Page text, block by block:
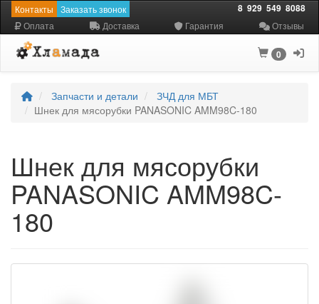
Контакты Заказать звонок 8 929 549 8088
Оплата Доставка Гарантия Отзывы
0
Запчасти и детали
ЗЧД для МБТ
Шнек для мясорубки PANASONIC AMM98C-180
Шнек для мясорубки
PANASONIC AMM98C-
180